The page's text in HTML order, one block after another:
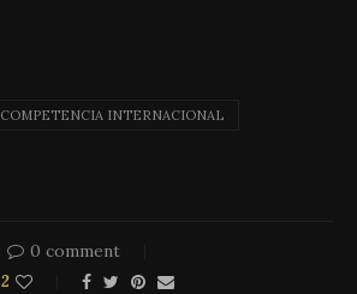
COMPETENCIA INTERNACIONAL
0 comment
2